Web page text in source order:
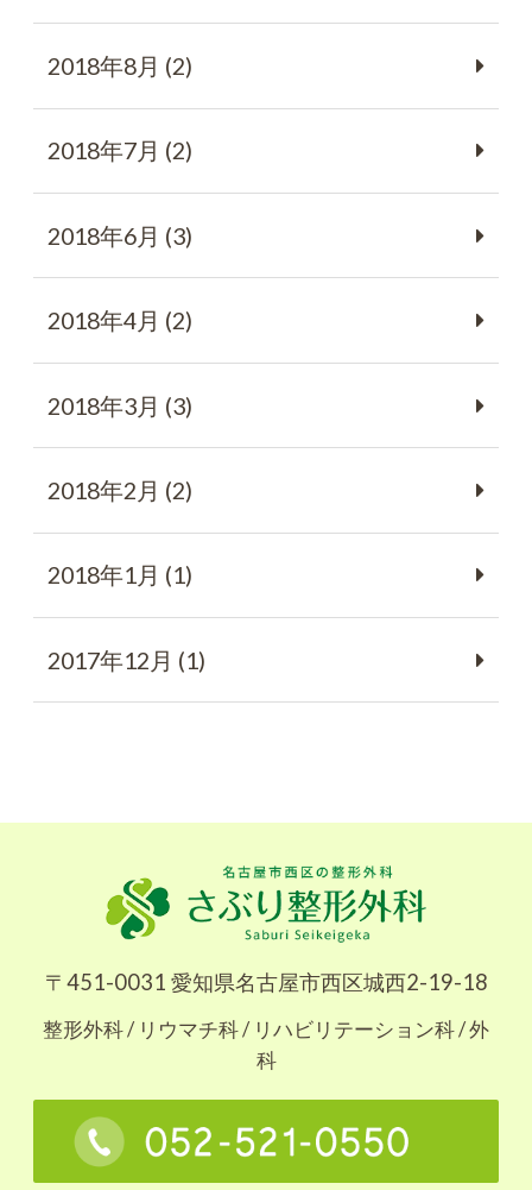
2018年8月 (2)
2018年7月 (2)
2018年6月 (3)
2018年4月 (2)
2018年3月 (3)
2018年2月 (2)
2018年1月 (1)
2017年12月 (1)
〒451-0031 愛知県名古屋市西区城西2-19-18
整形外科 / リウマチ科 / リハビリテーション科 / 外
科